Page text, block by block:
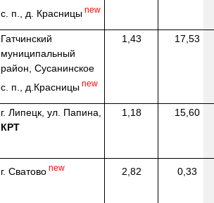
с. п., д. Красницы new
Гатчинский
муниципальный
район, Сусанинское
с. п., д.Красницы new
1,43 17,53
г. Липецк, ул. Папина,
КРТ
1,18 15,60
г. Сватово new 2,82 0,33